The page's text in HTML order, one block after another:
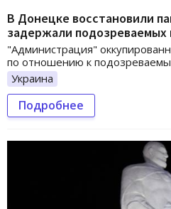
В Донецке восстановили
задержали подозреваемых
"Администрация"
по отношению к
Украина
Подробнее